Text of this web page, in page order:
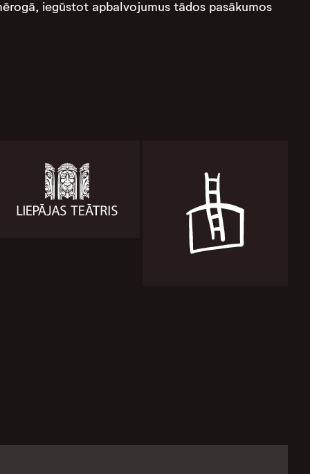
iegūstot apbalvojumus tādos pasākumos